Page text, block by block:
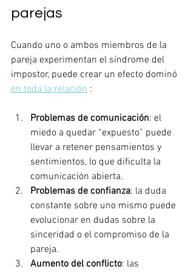
parejas
Cuando uno o ambos miembros de la
pareja experimentan el síndrome del
impostor, puede crear un efecto dominó
en toda la relación :
Problemas de comunicación: el
miedo a quedar “expuesto” puede
llevar a retener pensamientos y
sentimientos, lo que dificulta la
comunicación abierta.
Problemas de confianza: la duda
constante sobre uno mismo puede
evolucionar en dudas sobre la
sinceridad o el compromiso de la
pareja.
Aumento del conflicto: las